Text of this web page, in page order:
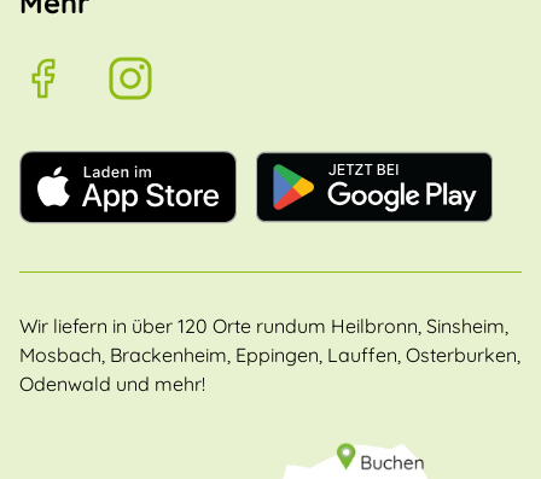
Wir liefern in über 120 Orte rundum Heilbronn, Sinsheim,
Mosbach, Brackenheim, Eppingen, Lauffen, Osterburken,
Odenwald und mehr!